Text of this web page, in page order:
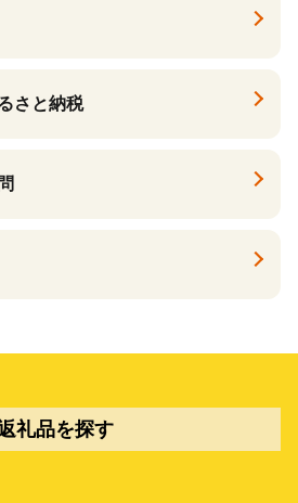
さと納税
礼品を探す